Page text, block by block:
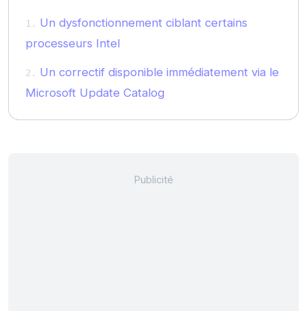
Un dysfonctionnement ciblant certains
processeurs Intel
Un correctif disponible immédiatement via le
Microsoft Update Catalog